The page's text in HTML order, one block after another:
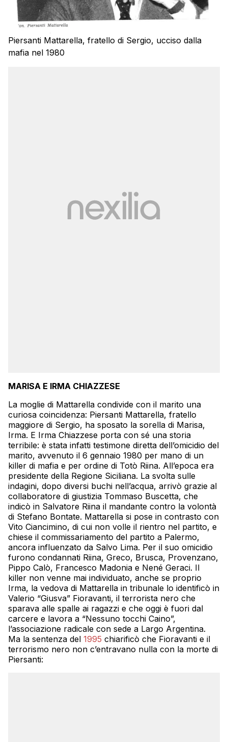
Piersanti Mattarella, fratello di Sergio, ucciso dalla
mafia nel 1980
MARISA E IRMA CHIAZZESE
La moglie di Mattarella condivide con il marito una
curiosa coincidenza: Piersanti Mattarella, fratello
maggiore di Sergio, ha sposato la sorella di Marisa,
Irma. E Irma Chiazzese porta con sé una storia
terribile: è stata infatti testimone diretta dell’omicidio del
marito, avvenuto il 6 gennaio 1980 per mano di un
killer di mafia e per ordine di Totò Riina. All’epoca era
presidente della Regione Siciliana. La svolta sulle
indagini, dopo diversi buchi nell’acqua, arrivò grazie al
collaboratore di giustizia Tommaso Buscetta, che
indicò in Salvatore Riina il mandante contro la volontà
di Stefano Bontate. Mattarella si pose in contrasto con
Vito Ciancimino, di cui non volle il rientro nel partito, e
chiese il commissariamento del partito a Palermo,
ancora influenzato da Salvo Lima. Per il suo omicidio
furono condannati Riina, Greco, Brusca, Provenzano,
Pippo Calò, Francesco Madonia e Nené Geraci. Il
killer non venne mai individuato, anche se proprio
Irma, la vedova di Mattarella in tribunale lo identificò in
Valerio “Giusva” Fioravanti, il terrorista nero che
sparava alle spalle ai ragazzi e che oggi è fuori dal
carcere e lavora a “Nessuno tocchi Caino”,
l’associazione radicale con sede a Largo Argentina.
Ma la sentenza del 1995 chiarificò che Fioravanti e il
terrorismo nero non c’entravano nulla con la morte di
Piersanti: